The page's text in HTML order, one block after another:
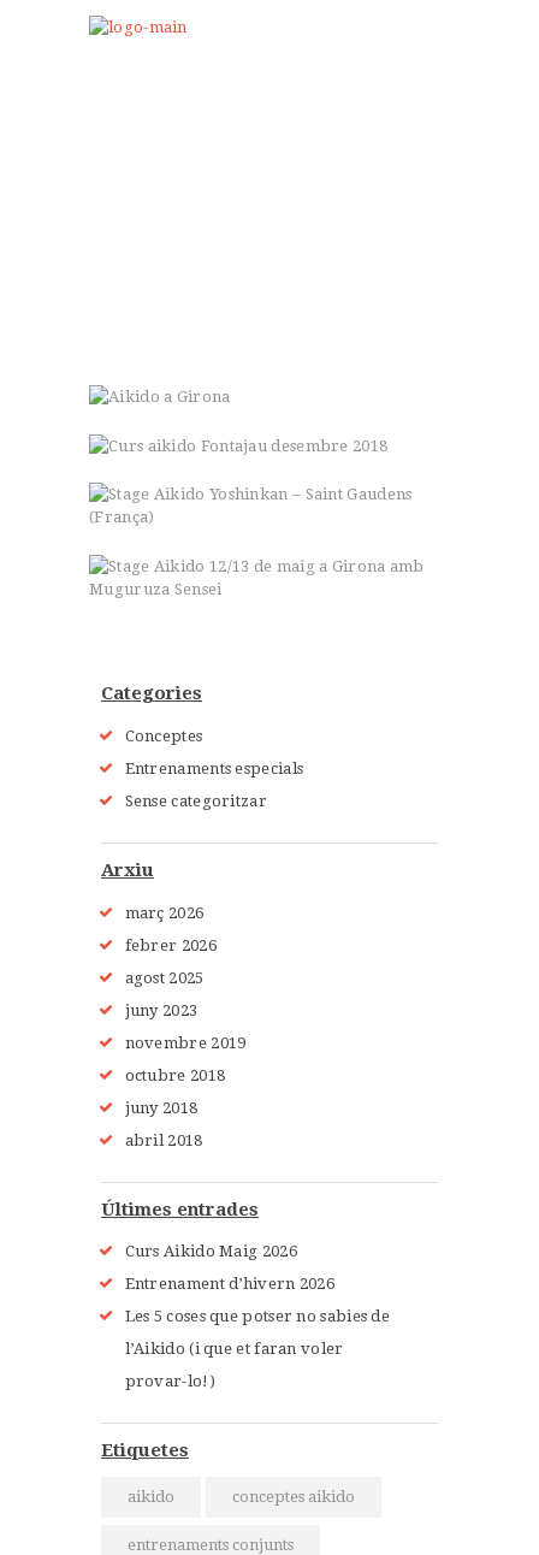
CONTACTA
Categories
Conceptes
Entrenaments especials
Sense categoritzar
Arxiu
març 2026
febrer 2026
agost 2025
juny 2023
novembre 2019
octubre 2018
juny 2018
abril 2018
Últimes entrades
Curs Aikido Maig 2026
Entrenament d’hivern 2026
Les 5 coses que potser no sabies de
l’Aikido (i que et faran voler
provar-lo!)
Etiquetes
aikido conceptes aikido
entrenaments conjunts